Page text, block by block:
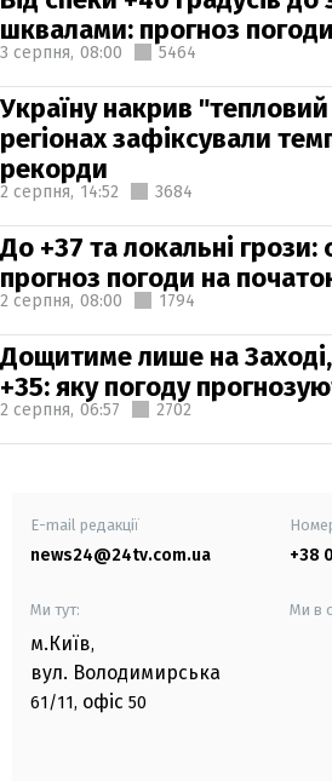
шквалами: прогноз
3 серпня, 08:00 5464
Україну накрив
регіонах зафіксували
рекорди
2 серпня, 14:52 3684
До +37 та локальні
прогноз погоди на
2 серпня, 08:00 1794
Дощитиме лише на
+35: яку погоду
2 серпня, 06:57 2702
E-mail редакції
news24@24tv.com.ua +38
Ми тут:
м.Київ,
вул. Володимирська
61/11, офіс 50
Ми в